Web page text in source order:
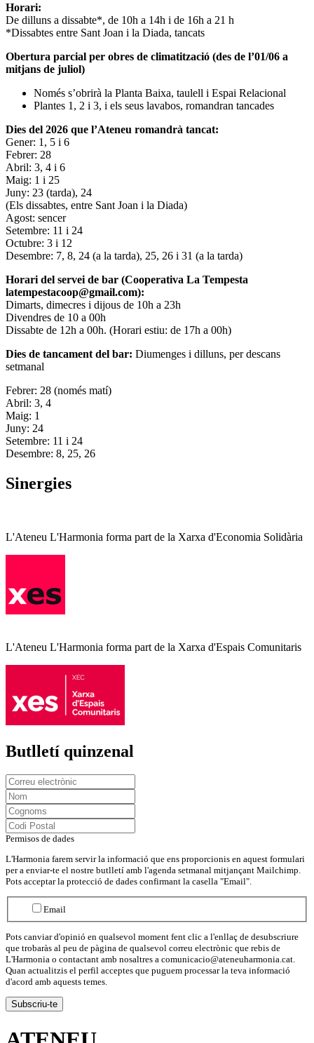
Horari:
De dilluns a dissabte*, de 10h a 14h i de 16h a 21 h
*Dissabtes entre Sant Joan i la Diada, tancats
Obertura parcial per obres de climatització (des de l’01/06 a
mitjans de juliol)
Només s’obrirà la Planta Baixa, taulell i Espai Relacional
Plantes 1, 2 i 3, i els seus lavabos, romandran tancades
Dies del 2026 que l’Ateneu romandrà tancat:
Gener: 1, 5 i 6
Febrer: 28
Abril: 3, 4 i 6
Maig: 1 i 25
Juny: 23 (tarda), 24
(Els dissabtes, entre Sant Joan i la Diada)
Agost: sencer
Setembre: 11 i 24
Octubre: 3 i 12
Desembre: 7, 8, 24 (a la tarda), 25, 26 i 31 (a la tarda)
Horari del servei de bar (Cooperativa La Tempesta
latempestacoop@gmail.com):
Dimarts, dimecres i dijous de 10h a 23h
Divendres de 10 a 00h
Dissabte de 12h a 00h. (Horari estiu: de 17h a 00h)
Dies de tancament del bar: Diumenges i dilluns, per descans
setmanal
Febrer: 28 (només matí)
Abril: 3, 4
Maig: 1
Juny: 24
Setembre: 11 i 24
Desembre: 8, 25, 26
Sinergies
L'Ateneu L'Harmonia forma part de la Xarxa d'Economia Solidària
L'Ateneu L'Harmonia forma part de la Xarxa d'Espais Comunitaris
Butlletí quinzenal
Permisos de dades
L'Harmonia farem servir la informació que ens proporcionis en aquest formulari
per a enviar-te el nostre butlletí amb l'agenda setmanal mitjançant Mailchimp.
Pots acceptar la protecció de dades confirmant la casella "Email".
Email
Pots canviar d'opinió en qualsevol moment fent clic a l'enllaç de desubscriure
que trobaràs al peu de pàgina de qualsevol correu electrònic que rebis de
L'Harmonia o contactant amb nosaltres a comunicacio@ateneuharmonia.cat.
Quan actualitzis el perfil acceptes que puguem processar la teva informació
d'acord amb aquests temes.